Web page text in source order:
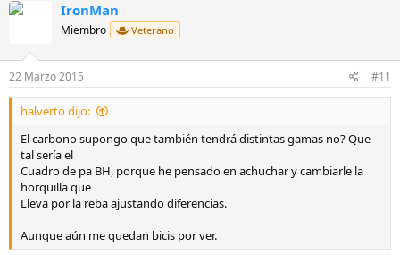
IronMan
Miembro Veterano
22 Marzo 2015 #11
halverto dijo:
El carbono supongo que también tendrá distintas gamas no? Que
tal sería el
Cuadro de pa BH, porque he pensado en achuchar y cambiarle la
horquilla que
Lleva por la reba ajustando diferencias.
Aunque aún me quedan bicis por ver.